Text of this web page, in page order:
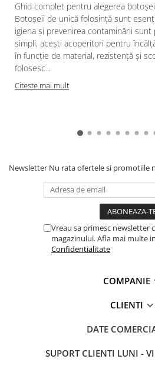
Ghid complet pentru alegerea
Botoșeii de unică folosință sunt
igiena și prevenirea contaminării
simpli, acești acoperitori pentru
în funcție de material, rezistență și
folosesc...
Citeste mai mult
Newsletter Nu rata ofertele si promotiile
Vreau sa primesc newsletter
magazinului. Afla mai multe in
Confidentialitate
COMPANIE
CLIENTI
DATE
SUPORT CLIENTI LUNI -